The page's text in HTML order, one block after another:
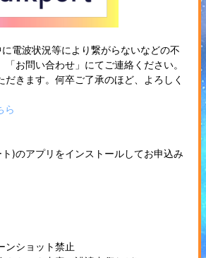
電波状況等により繋がらないなどの不
お問い合わせ」にてご連絡ください。
だきます。何卒ご了承のほど、よろしく
ら
)のアプリをインストールしてお申込み
ンショット禁止